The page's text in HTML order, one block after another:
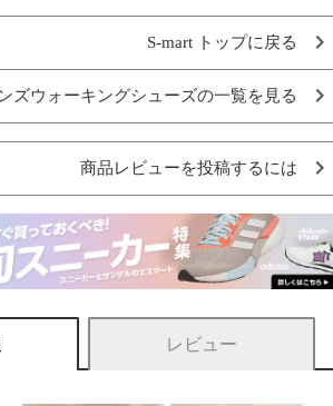
S-mart トップに戻る
ズウォーキングシューズの一覧を見る
商品レビューを投稿するには
レビュー